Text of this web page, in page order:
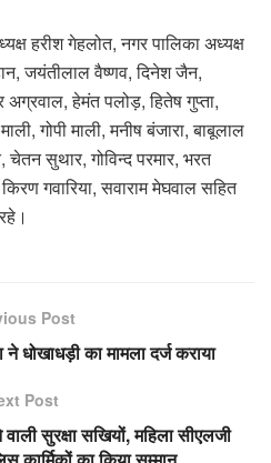
हरीश गेहलोत, नगर पालिका अध्यक्ष
जयंतीलाल वैष्णव, दिनेश जैन,
अग्रवाल, हेमंत पलोड़, हितेष गुप्ता,
गोपी माली, मनीष बंजारा, बाबूलाल
चेतन सुथार, गोविन्द परमार, भरत
किरण गवारिया, सवाराम मेघवाल सहित
Post
धोखाधड़ी का मामला दर्ज कराया
Post
सुरक्षा सखियों, महिला सीएलजी